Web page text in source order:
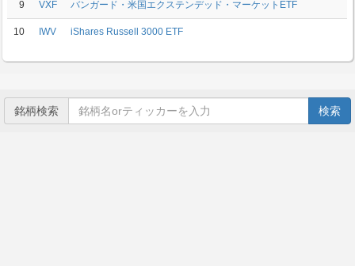
9 VXF バンガード・米国エクステンデッド・マーケットETF
10 IWV iShares Russell 3000 ETF
銘柄検索 検索